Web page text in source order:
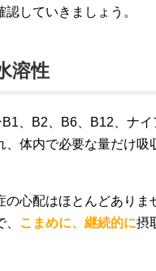
していきましょう。
溶性
、B2、B6、B12、ナ
、体内で必要な量だけ
の心配はほとんどあり
こまめに、継続的に摂